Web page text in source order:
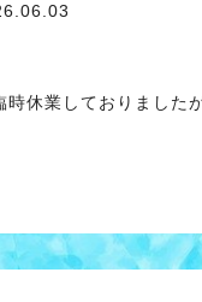
時休業しておりました